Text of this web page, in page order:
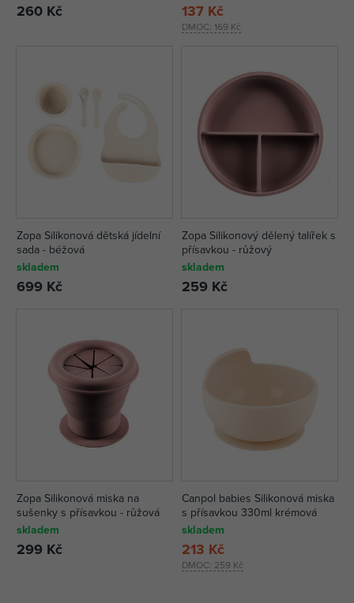
260 Kč
DMOC: 169 Kč
137 Kč
Zopa Silikonová dětská jídelní
sada - béžová
skladem
699 Kč
Zopa Silikonový dělený talířek s
přísavkou - růžový
skladem
259 Kč
Zopa Silikonová miska na
sušenky s přísavkou - růžová
skladem
299 Kč
Canpol babies Silikonová miska
s přísavkou 330ml krémová
skladem
DMOC: 259 Kč
213 Kč